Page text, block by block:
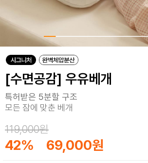
[수면공감] 우유베개
특허받은 5분할 구조
모든 잠에 맞춘 베개
119,000원
42% 69,000원